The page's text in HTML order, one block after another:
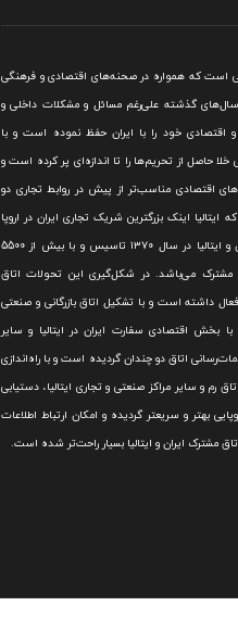
است که همواره در صحنه‌های اقتصادی و فرهنگی
گذشته علی‌رغم مسائل و مشکلات داخلی و
اقتصادی خود را با ايران حفظ نموده است و با
حاصل از تحريم‌ها را تا اندازه‌ای پر کرده است و
اقتصادی مناسب‌تر از پيش در روابط تجاری دو
اينک بزرگترين شريک تجاری ايران در اروپا
اتاق مشترک ایران و ایتالیا در سال ۱۳۷۰ تاسیس و با بیش از 5500
مشترک می‌باشد.در شکل‌گيری اين تحولات اتاق
داشته است و با تشکيل اتاق بازرگانی و صنعتی
با بخش اقتصادی سفارت ايران در ايتاليا و ساير
اتاق دو چندان گرديده است و با راه‌اندازی
و ساير مراکز صنعتی و تجاری ايتاليا، دستيابی
بهتر و سريعتر گرديده و امکان ارتباط اطلاعات
مشترک ایران و ایتالیا بسیار راحت‌تر شده است.